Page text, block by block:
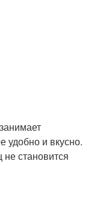
удобно и вкусно.
становится